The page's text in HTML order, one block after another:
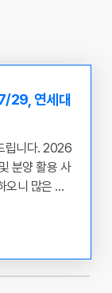
29, 연세대
. 2026
분양 활용 사
오니 많은 관